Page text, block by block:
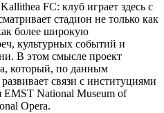
FC: клуб играет здесь с
стадион не только как
более широкую
культурных событий и
В этом смысле проект
который, по данным
связи с институциями
EMST National Museum of
Opera.